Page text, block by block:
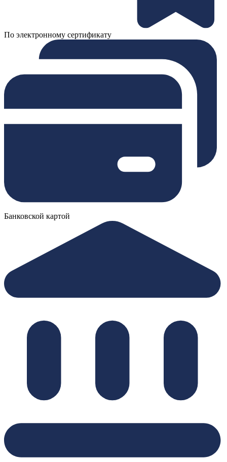
По электронному сертификату
Банковской картой